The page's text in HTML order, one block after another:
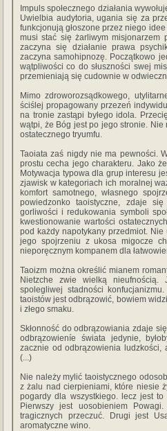
Impuls społecznego działania
Uwielbia audytoria, ugania się za
funkcjonują głoszone przez niego
musi stać się żarliwym misjonarzem
zaczyna się działanie prawa
zaczyna samohipnozę. Początkowo
wątpliwości co do słuszności swej
przemieniają się cudownie w
Mimo zdroworozsądkowego,
ściślej propagowany przezeń
na tronie zastąpi byłego idola.
wątpi, że Bóg jest po jego stronie.
ostatecznego tryumfu.
Taoiata zaś nigdy nie ma pewności.
prostu cecha jego charakteru. Jako
Motywacja typowa dla grup interesu
zjawisk w kategoriach ich moralnej
komfort samotnego, własnego
powiedzonko taoistyczne, zdaje
gorliwości i redukowania symboli
kwestionowanie wartości
pod każdy napotykany przedmiot.
jego spojrzeniu z ukosa migocze
nieporęcznym kompanem dla
Taoizm można określić mianem
Nietzche zwie wielką nieufnością.
spolegliwej stadności
taoistów jest odbrązowić, bowiem
i złego smaku.
Skłonność do odbrązowiania zdaje
odbrązowieníe świata jedynie,
zacznie od odbrązowienia ludzkości,
(...)
Nie należy mylić taoistycznego
z żalu nad cierpieniami, które niesie
pogardy dla wszystkiego. lecz jest
Pierwszy jest uosobieniem
tragicznych przeczuć. Drugi jest
aromatyczne wino.